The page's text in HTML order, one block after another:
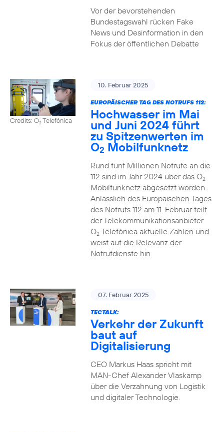
Vor der bevorstehenden
Bundestagswahl rücken Fake
News und Desinformation in den
Fokus der öffentlichen Debatte
Credits: O2Telefónica
10. Februar 2025
EUROPÄISCHER TAG DES NOTRUFS 112:
Hochwasser im Mai
und Juni 2024 führt
zu Spitzenwerten im
O2 Mobilfunknetz
Rund fünf Millionen Notrufe an die
112 sind im Jahr 2024 über das O2
Mobilfunknetz abgesetzt worden.
Anlässlich des Europäischen Tages
des Notrufs 112 am 11. Februar teilt
der Telekommunikationsanbieter
O2Telefónica aktuelle Zahlen und
weist auf die Relevanz der
Notrufdienste hin.
07. Februar 2025
TECTALK:
Verkehr der Zukunft
baut auf
Digitalisierung
CEO Markus Haas spricht mit
MAN-Chef Alexander Vlaskamp
über die Verzahnung von Logistik
und digitaler Technologie.